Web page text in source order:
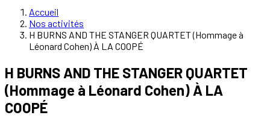
Accueil
Nos activités
H BURNS AND THE STANGER QUARTET (Hommage à
Léonard Cohen) À LA COOPÉ
H BURNS AND THE STANGER QUARTET
(Hommage à Léonard Cohen) À LA
COOPÉ